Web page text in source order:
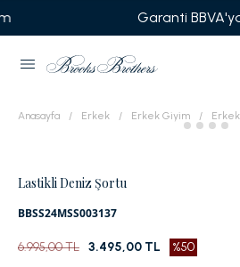
Garanti BBVA'ya
Anasayfa Erkek Erkek Giyim
Lastikli Deniz Şortu
BBSS24MSS003137
6.995,00 TL 3.495,00 TL %50